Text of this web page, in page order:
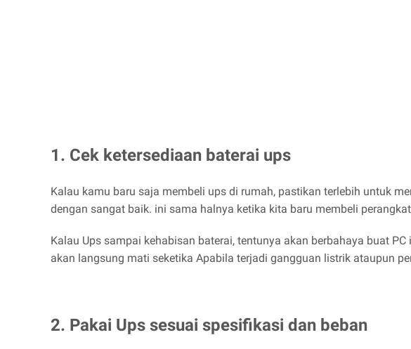
1. Cek ketersediaan baterai ups
Kalau kamu baru saja membeli ups di rumah, pastikan terlebih untuk
dengan sangat baik. ini sama halnya ketika kita baru membeli
Kalau Ups sampai kehabisan baterai, tentunya akan berbahaya buat
akan langsung mati seketika Apabila terjadi gangguan listrik ataupun
2. Pakai Ups sesuai spesifikasi dan beban